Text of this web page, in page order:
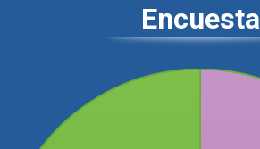
Encuesta